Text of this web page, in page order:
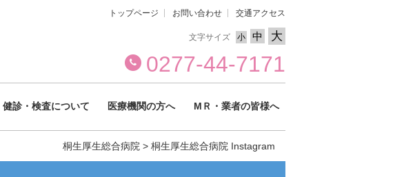
トップページ お問い合わせ 交通アクセス
文字サイズ 小 中 大
0277-44-7171
健診・検査について 医療機関の方へ МＲ・業者の皆様へ
桐生厚生総合病院 > 桐生厚生総合病院 Instagram